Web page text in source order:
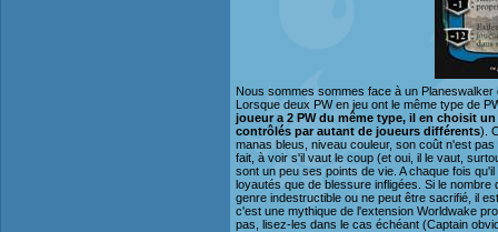
Nous sommes sommes face à un
Lorsque deux PW en jeu ont le même type de
joueur a 2 PW du même type, il en choisit
contrôlés par autant de joueurs différents).
manas bleus, niveau couleur, son coût n'est
fait, à voir s'il vaut le coup (et oui, il le vaut,
sont un peu ses points de vie. A chaque fois
loyautés que de blessure infligées. Si le
genre indestructible ou ne peut être sacrifié, il
c'est une mythique de l'extension Worldwake
pas, lisez-les dans le cas échéant (Captain